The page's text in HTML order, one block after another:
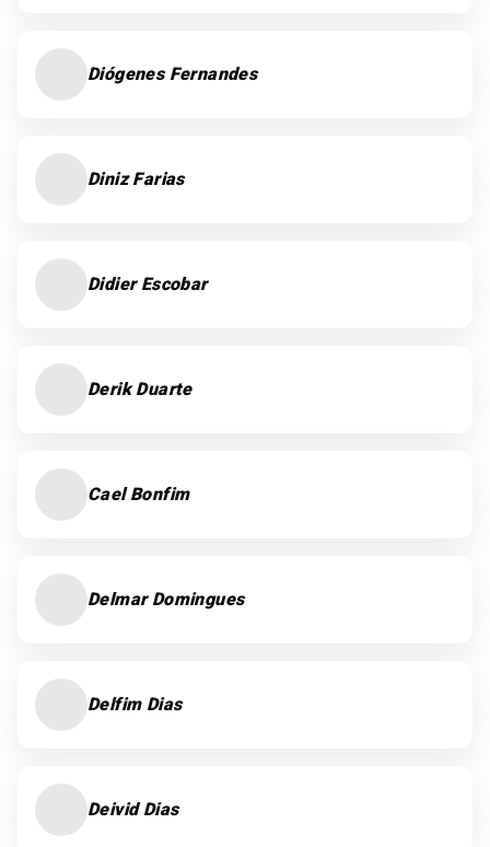
Diógenes Fernandes
Diniz Farias
Didier Escobar
Derik Duarte
Cael Bonfim
Delmar Domingues
Delfim Dias
Deivid Dias